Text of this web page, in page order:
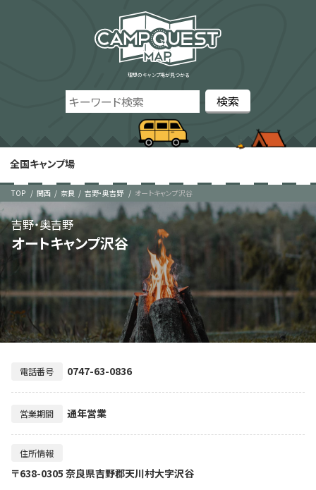
理想のキャンプ場が見つかる
全国キャンプ場
TOP 関西 奈良 吉野・奥吉野 オートキャンプ沢谷
オートキャンプ沢谷
吉野・奥吉野
電話番号 0747-63-0836
営業期間 通年営業
住所情報
〒638-0305 奈良県吉野郡天川村大字沢谷